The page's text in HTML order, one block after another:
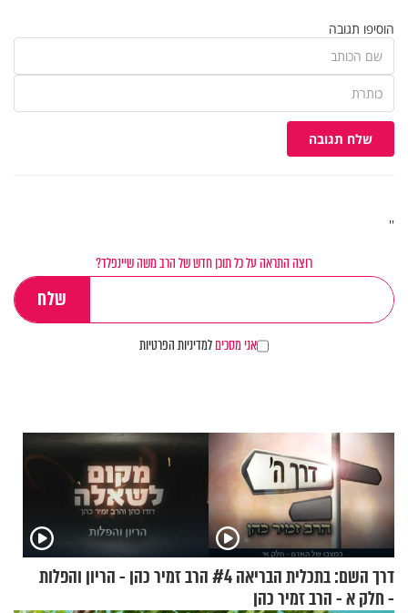
הוסיפו תגובה
שלח תגובה
''
רוצה התראה על כל תוכן חדש של הרב משה שיינפלד?
אני מסכיםלמדיניות הפרטיות
דרך השם: בתכלית הבריאה #4
- חלק א - הרב זמיר כהן
הרב זמיר כהן - הריון והפלות